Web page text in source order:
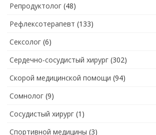
Репродуктолог (48)
Рефлексотерапевт (133)
Сексолог (6)
Сердечно-сосудистый хирург (302)
Скорой медицинской помощи (94)
Сомнолог (9)
Сосудистый хирург (1)
Спортивной медицины (3)